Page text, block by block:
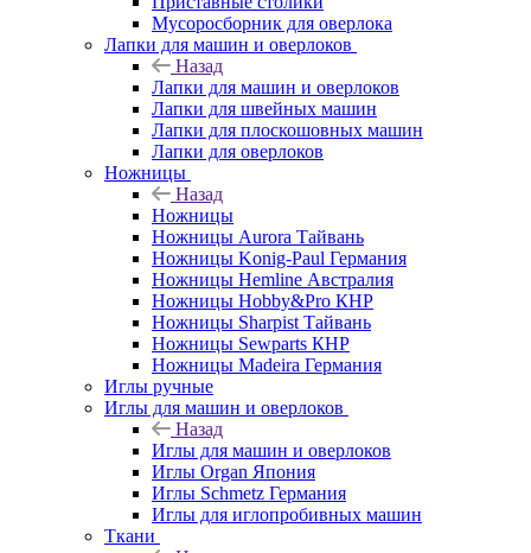
Мусоросборник для оверлока
Лапки для машин и оверлоков
Назад
Лапки для машин и оверлоков
Лапки для швейных машин
Лапки для плоскошовных машин
Лапки для оверлоков
Ножницы
Назад
Ножницы
Ножницы Aurora Тайвань
Ножницы Konig-Paul Германия
Ножницы Hemline Австралия
Ножницы Hobby&Pro КНР
Ножницы Sharpist Тайвань
Ножницы Sewparts КНР
Ножницы Madeira Германия
Иглы ручные
Иглы для машин и оверлоков
Назад
Иглы для машин и оверлоков
Иглы Organ Япония
Иглы Schmetz Германия
Иглы для иглопробивных машин
Ткани